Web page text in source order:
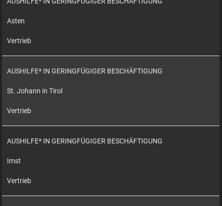
Asten
Vertrieb
AUSHILFE* IN GERINGFÜGIGER BESCHÄFTIGUNG
St. Johann in Tirol
Vertrieb
AUSHILFE* IN GERINGFÜGIGER BESCHÄFTIGUNG
Imst
Vertrieb